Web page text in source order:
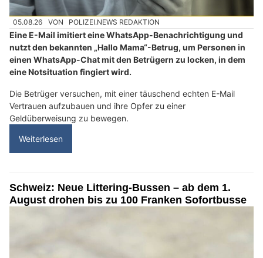
05.08.26 VON POLIZEI.NEWS REDAKTION
Eine E-Mail imitiert eine WhatsApp-Benachrichtigung und
nutzt den bekannten „Hallo Mama“-Betrug, um Personen in
einen WhatsApp-Chat mit den Betrügern zu locken, in dem
eine Notsituation fingiert wird.
Die Betrüger versuchen, mit einer täuschend echten E-Mail
Vertrauen aufzubauen und ihre Opfer zu einer
Geldüberweisung zu bewegen.
Weiterlesen
Schweiz: Neue Littering-Bussen – ab dem 1.
August drohen bis zu 100 Franken Sofortbusse